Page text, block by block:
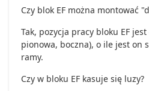
Czy blok EF można montować
Tak, pozycja pracy bloku EF
pionowa, boczna), o ile jest on
ramy.
Czy w bloku EF kasuje się luzy?